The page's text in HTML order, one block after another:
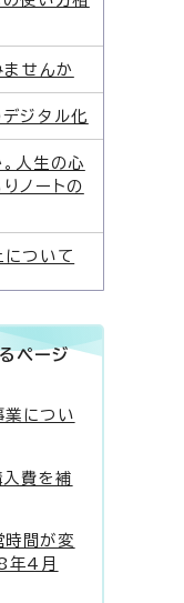
ませんか
ジタル化
人生の心
ノートの
について
ページ
業につい
費を補
時間が変
年4月